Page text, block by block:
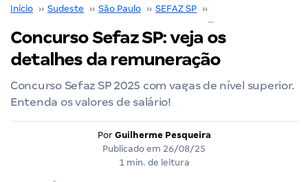
Início ›› Sudeste ›› São Paulo ›› SEFAZ SP ››
Concurso Sefaz SP: veja os
detalhes da remuneração
Concurso Sefaz SP 2025 com vagas de nível superior.
Entenda os valores de salário!
Por Guilherme Pesqueira
Publicado em 26/08/25
1 min. de leitura